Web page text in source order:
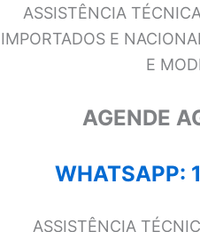
ASSISTÊNCIA
IMPORTADOS E
E
AGENDE
WHATSAPP:
ASSISTÊNCIA